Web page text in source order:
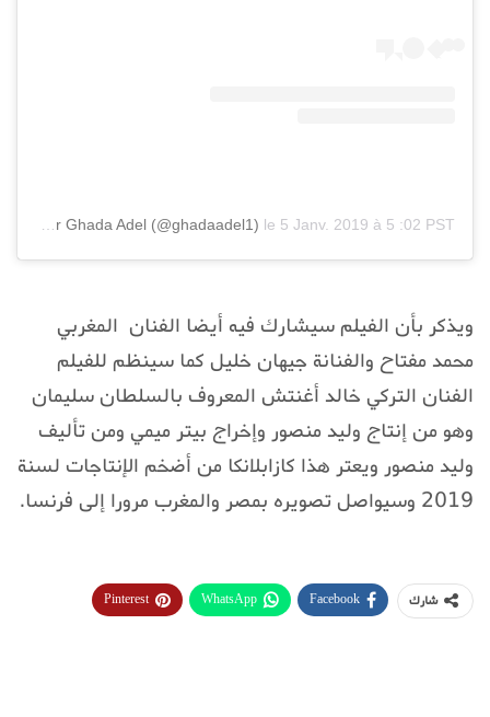
le 5 Janv. 2019 à 5 :02 PST
ويذكر بأن الفيلم سيشارك فيه أيضا الفنان المغربي
محمد مفتاح والفنانة جيهان خليل كما سينظم للفيلم
الفنان التركي خالد أغنتش المعروف بالسلطان سليمان
وهو من إنتاج وليد منصور وإخراج بيتر ميمي ومن تأليف
وليد منصور ويعتر هذا كازابلانكا من أضخم الإنتاجات لسنة
2019 وسيواصل تصويره بمصر والمغرب مرورا إلى فرنسا.
شارك Facebook
WhatsApp
Pinterest